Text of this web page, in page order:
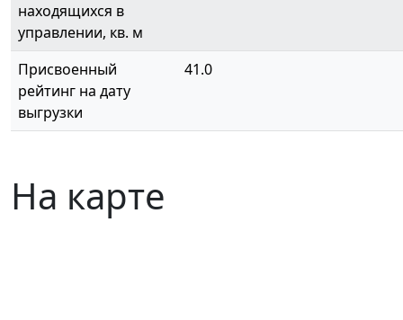
находящихся в
управлении, кв. м
Присвоенный
рейтинг на дату
выгрузки
41.0
На карте